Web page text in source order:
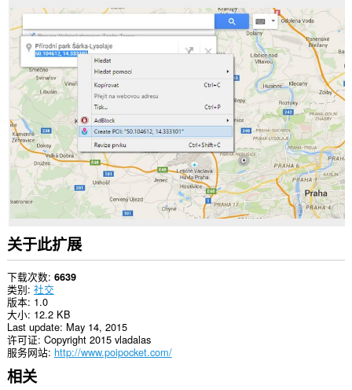
可
问
您
些
上
的
数
据。
关于此扩展
下载次数 6639
类别 社交
版本 1.0
大小 12.2 KB
Last update May 14, 2015
许可证 Copyright 2015 vladalas
服务网站 http://www.poipocket.com/
相关